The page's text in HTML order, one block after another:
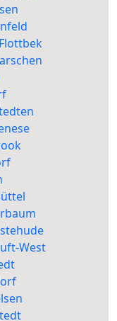
West